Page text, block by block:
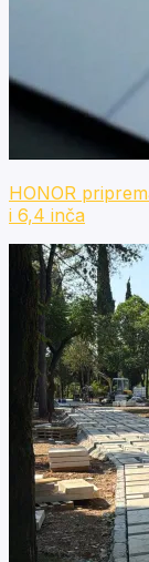
HONOR
i 6,4 inča